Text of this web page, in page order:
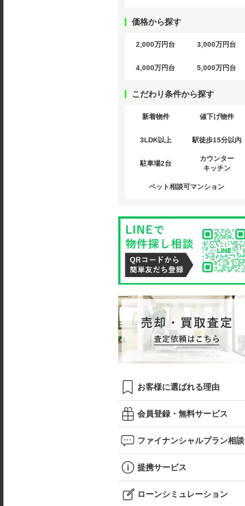
価格から探す
2,000万円台 3,000万円台
4,000万円台 5,000万円台
こだわり条件から探す
新着物件 値下げ物件
3LDK以上 駅徒歩15分以内
駐車場2台
カウンター
キッチン
ペット相談可マンション
お客様に選ばれる理由
会員登録・無料サービス
ファイナンシャルプラン相談
提携サービス
ローンシミュレーション